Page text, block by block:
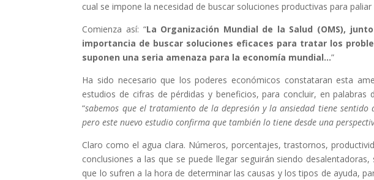
cual se impone la necesidad de buscar soluciones productivas para
Comienza así: “La Organización Mundial de la Salud (OMS),
importancia de buscar soluciones eficaces para tratar los
suponen una seria amenaza para la economía mundial…”
Ha sido necesario que los poderes económicos constataran esta
estudios de cifras de pérdidas y beneficios, para concluir, en palabras
“sabemos que el tratamiento de la depresión y la ansiedad tiene
pero este nuevo estudio confirma que también lo tiene desde una
Claro como el agua clara. Números, porcentajes, trastornos,
conclusiones a las que se puede llegar seguirán siendo
que lo sufren a la hora de determinar las causas y los tipos de ayuda,